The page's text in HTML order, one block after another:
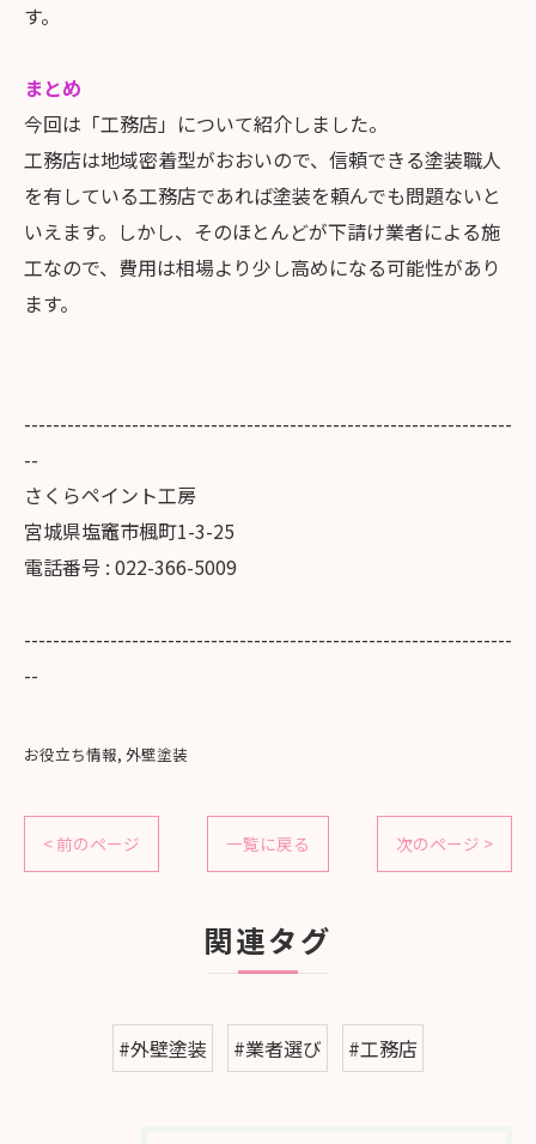
す。
まとめ
今回は「工務店」について紹介しました。
工務店は地域密着型がおおいので、信頼できる塗装職人
を有している工務店であれば塗装を頼んでも問題ないと
いえます。しかし、そのほとんどが下請け業者による施
工なので、費用は相場より少し高めになる可能性があり
ます。
--------------------------------------------------------------------
--
さくらペイント工房
宮城県塩竈市楓町1-3-25
電話番号 : 022-366-5009
--------------------------------------------------------------------
--
お役立ち情報 外壁塗装
< 前のページ 一覧に戻る 次のページ >
関連タグ
#外壁塗装 #業者選び #工務店